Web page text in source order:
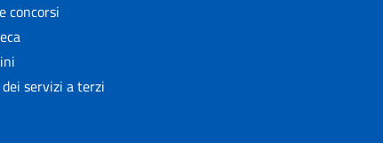
concorsi
servizi a terzi